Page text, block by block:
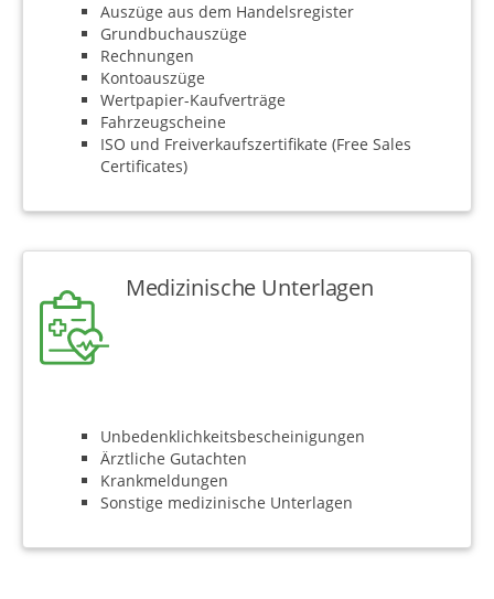
Auszüge aus dem Handelsregister
Grundbuchauszüge
Rechnungen
Kontoauszüge
Wertpapier-Kaufverträge
Fahrzeugscheine
ISO und Freiverkaufszertifikate (Free Sales
Certificates)
Medizinische Unterlagen
Unbedenklichkeitsbescheinigungen
Ärztliche Gutachten
Krankmeldungen
Sonstige medizinische Unterlagen